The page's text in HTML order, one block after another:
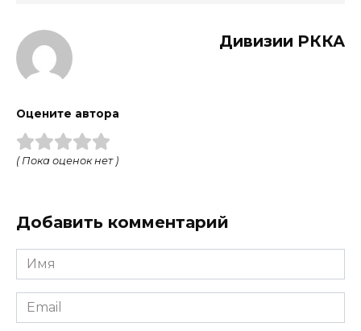
Дивизии РККА
Оцените автора
( Пока оценок нет )
Добавить комментарий
Имя
Email